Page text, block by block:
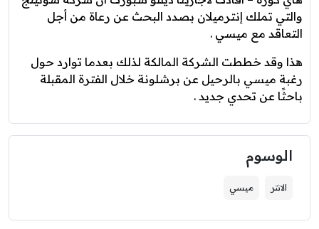
والتي تملك إنترميلان بصدد البحث عن رعاة من أجل
التعاقد مع ميسي .
هذا وقد خططت الشركة المالكة لذلك بعدما توارد حول
رغبة ميسي بالرحيل عن برشلونة خلال الفترة المقبلة
باحثًا عن تحدي جديد .
الوسوم
الانتر ميسي